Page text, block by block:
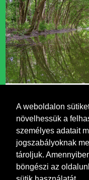
A weboldalon
növelhessük a
személyes adatait
jogszabályoknak
tároljuk.
böngészi az